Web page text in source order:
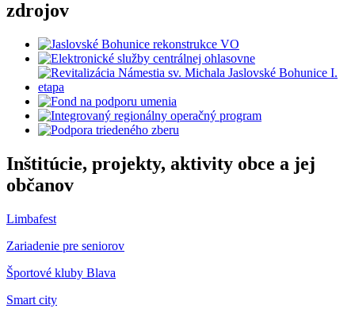
zdrojov
Inštitúcie, projekty, aktivity obce a jej
občanov
Limbafest
Zariadenie pre seniorov
Športové kluby Blava
Smart city